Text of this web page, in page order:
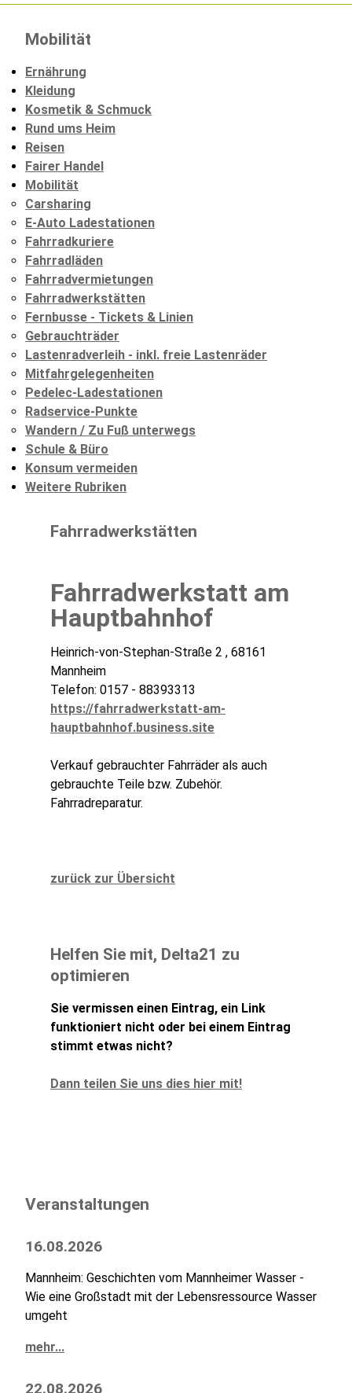
Mobilität
Ernährung
Kleidung
Kosmetik & Schmuck
Rund ums Heim
Reisen
Fairer Handel
Mobilität
Carsharing
E-Auto Ladestationen
Fahrradkuriere
Fahrradläden
Fahrradvermietungen
Fahrradwerkstätten
Fernbusse - Tickets & Linien
Gebrauchträder
Lastenradverleih - inkl. freie Lastenräder
Mitfahrgelegenheiten
Pedelec-Ladestationen
Radservice-Punkte
Wandern / Zu Fuß unterwegs
Schule & Büro
Konsum vermeiden
Weitere Rubriken
Fahrradwerkstätten
Fahrradwerkstatt am
Hauptbahnhof
Heinrich-von-Stephan-Straße 2 , 68161
Mannheim
Telefon: 0157 - 88393313
https://fahrradwerkstatt-am-
hauptbahnhof.business.site
Verkauf gebrauchter Fahrräder als auch
gebrauchte Teile bzw. Zubehör.
Fahrradreparatur.
zurück zur Übersicht
Helfen Sie mit, Delta21 zu
optimieren
Sie vermissen einen Eintrag, ein Link
funktioniert nicht oder bei einem Eintrag
stimmt etwas nicht?
Dann teilen Sie uns dies hier mit!
Veranstaltungen
16.08.2026
Mannheim: Geschichten vom Mannheimer Wasser -
Wie eine Großstadt mit der Lebensressource Wasser
umgeht
mehr...
22.08.2026